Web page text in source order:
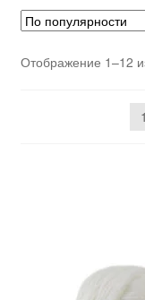
Отображение 1–12
1